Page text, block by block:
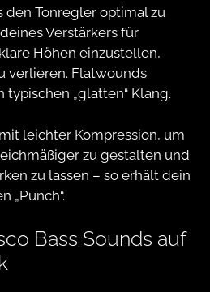
den Tonregler optimal zu
Verstärkers für
Höhen einzustellen,
verlieren. Flatwounds
„glatten“ Klang.
leichter Kompression, um
zu gestalten und
zu lassen – so erhält dein
„Punch“.
Bass Sounds auf